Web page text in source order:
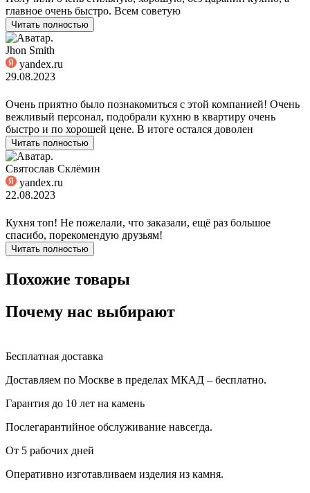
главное очень быстро. Всем советую
Читать полностью
Jhon Smith
yandex.ru
29.08.2023
Очень приятно было познакомиться с этой компанией! Очень
вежливый персонал, подобрали кухню в квартиру очень
быстро и по хорошей цене. В итоге остался доволен
Читать полностью
Святослав Склёмин
yandex.ru
22.08.2023
Кухня топ! Не пожелали, что заказали, ещё раз большое
спасибо, порекомендую друзьям!
Читать полностью
Похожие товары
Почему нас выбирают
Бесплатная доставка
Доставляем по Москве в пределах МКАД – бесплатно.
Гарантия до 10 лет на камень
Послегарантийное обслуживание навсегда.
От 5 рабочих дней
Оперативно изготавливаем изделия из камня.